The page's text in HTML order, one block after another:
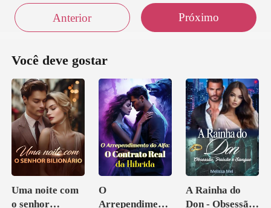
Anterior Próximo
Você deve gostar
Uma noite com
o senhor
O
Arrependiment
A Rainha do
Don - Obsessão,